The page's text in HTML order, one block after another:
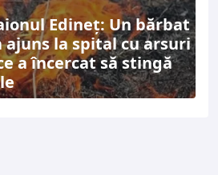
Edineț: Un bărbat
ajuns la spital cu arsuri
a încercat să stingă